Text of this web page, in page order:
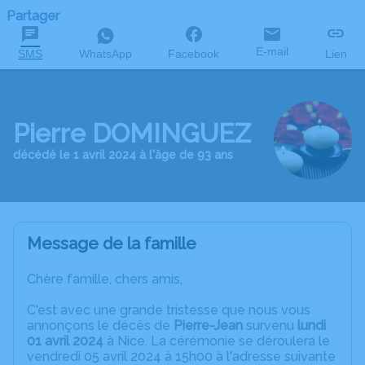
Partager
SMS WhatsApp Facebook E-mail Lien
Pierre DOMINGUEZ
décédé le 1 avril 2024 à l'âge de 93 ans
Message de la famille
Chère famille, chers amis,
C'est avec une grande tristesse que nous vous
annonçons le décès de Pierre-Jean survenu lundi
01 avril 2024 à Nice. La cérémonie se déroulera le
vendredi 05 avril 2024 à 15h00 à l'adresse suivante